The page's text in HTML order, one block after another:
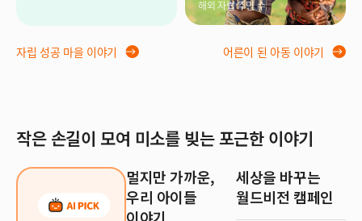
자립 성공 마을 이야기 어른이 된 아동 이야기
해외 자립 주민 수
작은 손길이 모여 미소를 빚는 포근한 이야기
멀지만 가까운,
우리 아이들
세상을 바꾸는
월드비전 캠페인